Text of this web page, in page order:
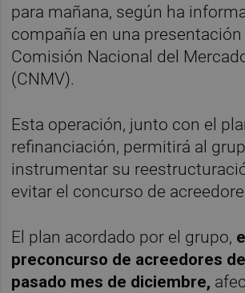
para mañana, según ha
compañía en una
Comisión Nacional del
(CNMV).
Esta operación, junto con el
refinanciación, permitirá al
instrumentar su
evitar el concurso de
El plan acordado por el grupo,
preconcurso de acreedores
pasado mes de diciembre,